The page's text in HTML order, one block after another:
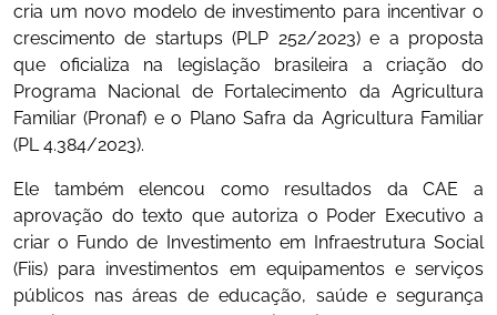
cria um novo modelo de investimento para incentivar o
crescimento de startups (PLP 252/2023) e a proposta
que oficializa na legislação brasileira a criação do
Programa Nacional de Fortalecimento da Agricultura
Familiar (Pronaf) e o Plano Safra da Agricultura Familiar
(PL 4.384/2023).
Ele também elencou como resultados da CAE a
aprovação do texto que autoriza o Poder Executivo a
criar o Fundo de Investimento em Infraestrutura Social
(Fiis) para investimentos em equipamentos e serviços
públicos nas áreas de educação, saúde e segurança